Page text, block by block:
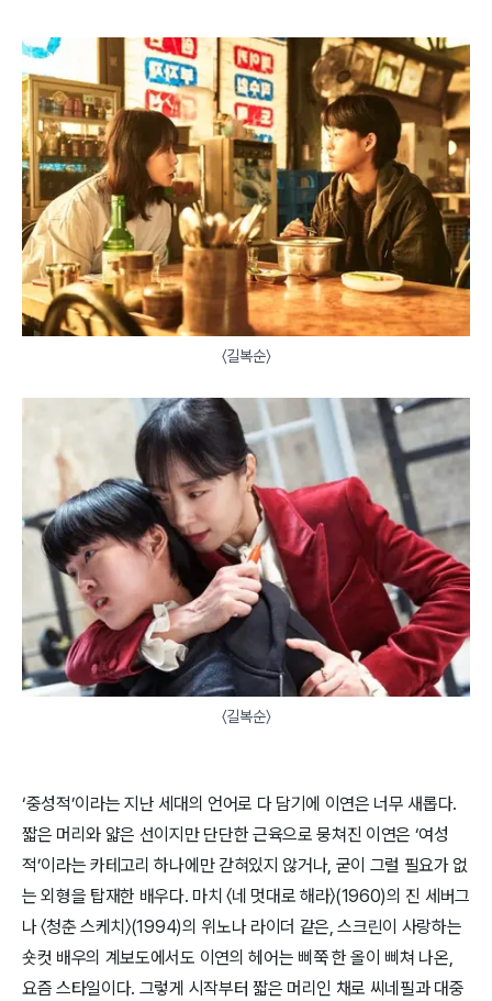
〈길복순〉
〈길복순〉
‘중성적’이라는 지난 세대의 언어로 다 담기에 이연은 너무 새롭다.
짧은 머리와 얇은 선이지만 단단한 근육으로 뭉쳐진 이연은 ‘여성
적’이라는 카테고리 하나에만 갇혀있지 않거나, 굳이 그럴 필요가 없
는 외형을 탑재한 배우다. 마치 〈네 멋대로 해라〉(1960)의 진 세버그
나 〈청춘 스케치〉(1994)의 위노나 라이더 같은, 스크린이 사랑하는
숏컷 배우의 계보도에서도 이연의 헤어는 삐쭉 한 올이 삐쳐 나온,
요즘 스타일이다. 그렇게 시작부터 짧은 머리인 채로 씨네필과 대중